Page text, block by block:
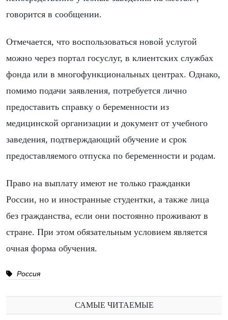
говорится в сообщении.
Отмечается, что воспользоваться новой услугой
можно через портал госуслуг, в клиентских службах
фонда или в многофункциональных центрах. Однако,
помимо подачи заявления, потребуется лично
предоставить справку о беременности из
медицинской организации и документ от учебного
заведения, подтверждающий обучение и срок
предоставляемого отпуска по беременности и родам.
Право на выплату имеют не только гражданки
России, но и иностранные студентки, а также лица
без гражданства, если они постоянно проживают в
стране. При этом обязательным условием является
очная форма обучения.
Россия
САМЫЕ ЧИТАЕМЫЕ